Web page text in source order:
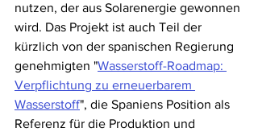
nutzen, der aus Solarenergie gewonnen
wird. Das Projekt ist auch Teil der
kürzlich von der spanischen Regierung
genehmigten "Wasserstoff-Roadmap:
Verpflichtung zu erneuerbarem
Wasserstoff", die Spaniens Position als
Referenz für die Produktion und